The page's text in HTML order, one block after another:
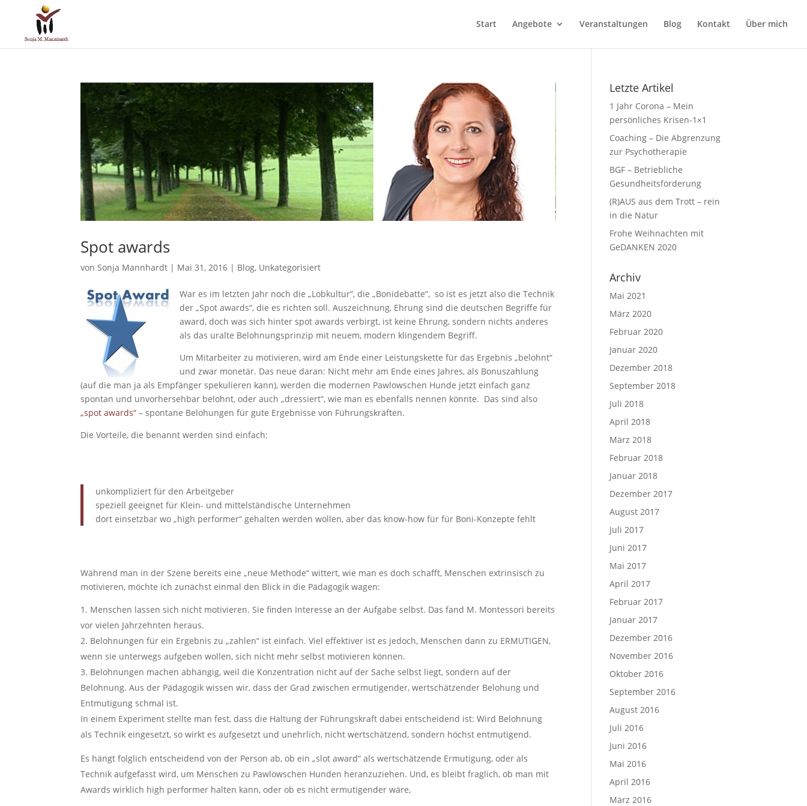
Start Angebote Veranstaltungen Blog Kontakt Über mich
Spot awards
vonSonja Mannhardt | Mai 31, 2016 | Blog, Unkategorisiert
War es im letzten Jahr noch die „Lobkultur“, die „Bonidebatte“, so ist es jetzt also die Technik
der „Spot awards“, die es richten soll. Auszeichnung, Ehrung sind die deutschen Begriffe für
award, doch was sich hinter spot awards verbirgt, ist keine Ehrung, sondern nichts anderes
als das uralte Belohnungsprinzip mit neuem, modern klingendem Begriff.
Um Mitarbeiter zu motivieren, wird am Ende einer Leistungskette für das Ergebnis „belohnt“
und zwar monetär. Das neue daran: Nicht mehr am Ende eines Jahres, als Bonuszahlung
(auf die man ja als Empfänger spekulieren kann), werden die modernen Pawlowschen Hunde jetzt einfach ganz
spontan und unvorhersehbar belohnt, oder auch „dressiert“, wie man es ebenfalls nennen könnte. Das sind also
„spot awards“– spontane Belohungen für gute Ergebnisse von Führungskräften.
Die Vorteile, die benannt werden sind einfach:
unkompliziert für den Arbeitgeber
speziell geeignet für Klein- und mittelständische Unternehmen
dort einsetzbar wo „high performer“ gehalten werden wollen, aber das know-how für für Boni-Konzepte fehlt
Während man in der Szene bereits eine „neue Methode“ wittert, wie man es doch schafft, Menschen extrinsisch zu
motivieren, möchte ich zunächst einmal den Blick in die Pädagogik wagen:
Menschen lassen sich nicht motivieren. Sie finden Interesse an der Aufgabe selbst. Das fand M. Montessori bereits
vor vielen Jahrzehnten heraus.
Belohnungen für ein Ergebnis zu „zahlen“ ist einfach. Viel effektiver ist es jedoch, Menschen dann zu ERMUTIGEN,
wenn sie unterwegs aufgeben wollen, sich nicht mehr selbst motivieren können.
Belohnungen machen abhängig, weil die Konzentration nicht auf der Sache selbst liegt, sondern auf der
Belohnung. Aus der Pädagogik wissen wir, dass der Grad zwischen ermutigender, wertschätzender Belohung und
Entmutigung schmal ist.
In einem Experiment stellte man fest, dass die Haltung der Führungskraft dabei entscheidend ist: Wird Belohnung
als Technik eingesetzt, so wirkt es aufgesetzt und unehrlich, nicht wertschätzend, sondern höchst entmutigend.
Es hängt folglich entscheidend von der Person ab, ob ein „slot award“ als wertschätzende Ermutigung, oder als
Technik aufgefasst wird, um Menschen zu Pawlowschen Hunden heranzuziehen. Und, es bleibt fraglich, ob man mit
Awards wirklich high performer halten kann, oder ob es nicht ermutigender wäre,
Letzte Artikel
1 Jahr Corona – Mein
persönliches Krisen-1×1
Coaching – Die Abgrenzung
zur Psychotherapie
BGF – Betriebliche
Gesundheitsförderung
(R)AUS aus dem Trott – rein
in die Natur
Frohe Weihnachten mit
GeDANKEN 2020
Archiv
Mai 2021
März 2020
Februar 2020
Januar 2020
Dezember 2018
September 2018
Juli 2018
April 2018
März 2018
Februar 2018
Januar 2018
Dezember 2017
August 2017
Juli 2017
Juni 2017
Mai 2017
April 2017
Februar 2017
Januar 2017
Dezember 2016
November 2016
Oktober 2016
September 2016
August 2016
Juli 2016
Juni 2016
Mai 2016
April 2016
März 2016